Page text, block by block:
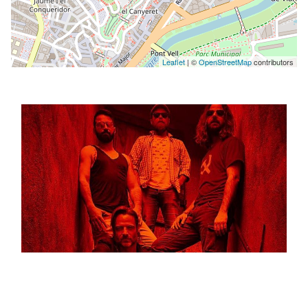
Leaflet| ©OpenStreetMapcontributors